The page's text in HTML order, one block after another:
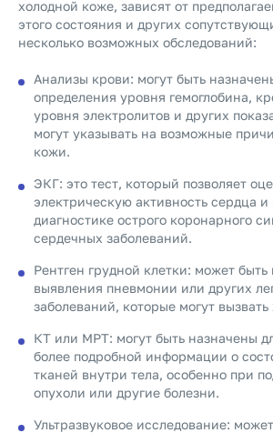
холодной коже, зависят от
этого состояния и других
несколько возможных обследований:
Анализы крови: могут быть
определения уровня гемоглобина,
уровня электролитов и других
могут указывать на возможные
кожи.
ЭКГ: это тест, который позволяет
электрическую активность сердца
диагностике острого коронарного
сердечных заболеваний.
Рентген грудной клетки: может быть
выявления пневмонии или других
заболеваний, которые могут
КТ или МРТ: могут быть назначены
более подробной информации о
тканей внутри тела, особенно при
опухоли или другие болезни.
Ультразвуковое исследование: